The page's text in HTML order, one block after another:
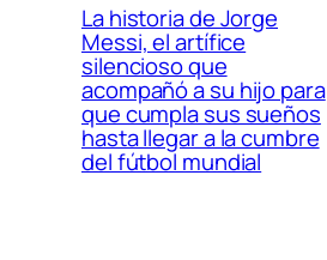
La historia de Jorge
Messi, el artífice
silencioso que
acompañó a su hijo para
que cumpla sus sueños
hasta llegar a la cumbre
del fútbol mundial